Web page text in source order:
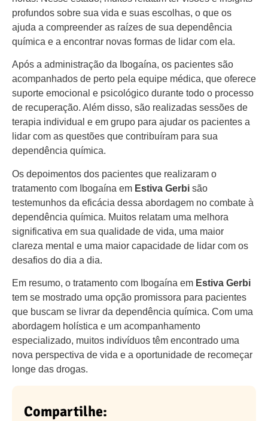
profundos sobre sua vida e suas escolhas, o que os
ajuda a compreender as raízes de sua dependência
química e a encontrar novas formas de lidar com ela.
Após a administração da Ibogaína, os pacientes são
acompanhados de perto pela equipe médica, que oferece
suporte emocional e psicológico durante todo o processo
de recuperação. Além disso, são realizadas sessões de
terapia individual e em grupo para ajudar os pacientes a
lidar com as questões que contribuíram para sua
dependência química.
Os depoimentos dos pacientes que realizaram o
tratamento com Ibogaína em Estiva Gerbi são
testemunhos da eficácia dessa abordagem no combate à
dependência química. Muitos relatam uma melhora
significativa em sua qualidade de vida, uma maior
clareza mental e uma maior capacidade de lidar com os
desafios do dia a dia.
Em resumo, o tratamento com Ibogaína em Estiva Gerbi
tem se mostrado uma opção promissora para pacientes
que buscam se livrar da dependência química. Com uma
abordagem holística e um acompanhamento
especializado, muitos indivíduos têm encontrado uma
nova perspectiva de vida e a oportunidade de recomeçar
longe das drogas.
Compartilhe: